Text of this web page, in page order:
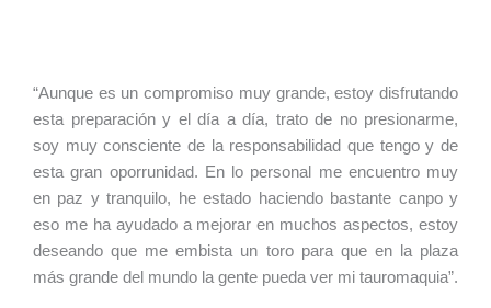
“Aunque es un compromiso muy grande, estoy disfrutando
esta preparación y el día a día, trato de no presionarme,
soy muy consciente de la responsabilidad que tengo y de
esta gran oporrunidad. En lo personal me encuentro muy
en paz y tranquilo, he estado haciendo bastante canpo y
eso me ha ayudado a mejorar en muchos aspectos, estoy
deseando que me embista un toro para que en la plaza
más grande del mundo la gente pueda ver mi tauromaquia”.